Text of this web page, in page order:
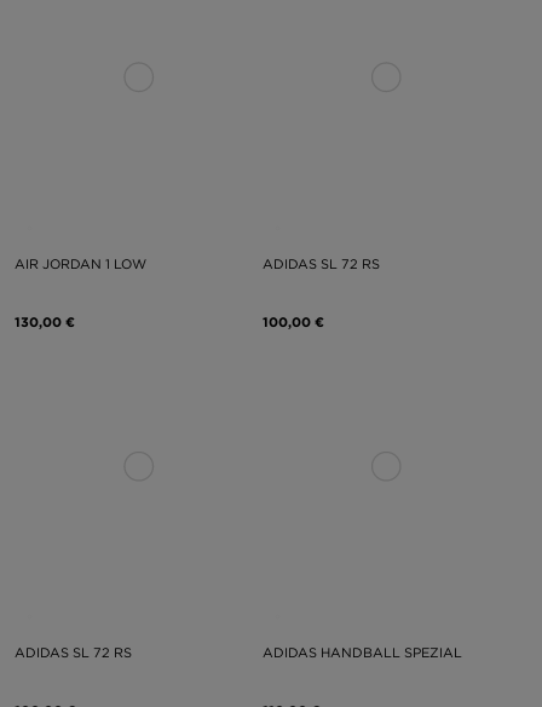
AIR JORDAN 1 LOW
130,00 €
ADIDAS SL 72 RS
100,00 €
ADIDAS SL 72 RS ADIDAS HANDBALL SPEZIAL